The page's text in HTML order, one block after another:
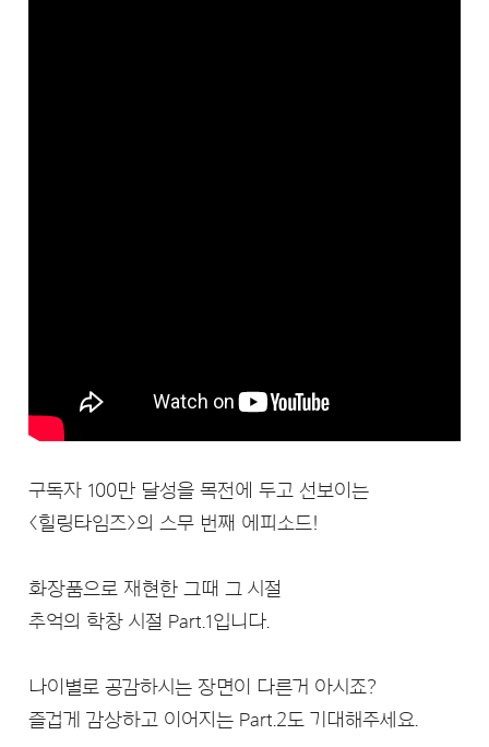
구독자 100만 달성을 목전에 두고 선보이는
<힐링타임즈>의 스무 번째 에피소드!
화장품으로 재현한 그때 그 시절
추억의 학창 시절 Part.1입니다.
나이별로 공감하시는 장면이 다른거 아시죠?
즐겁게 감상하고 이어지는 Part.2도 기대해주세요.